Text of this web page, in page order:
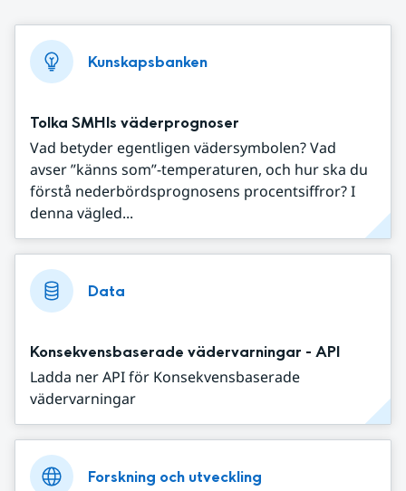
Kunskapsbanken
Tolka SMHIs väderprognoser
Vad betyder egentligen vädersymbolen? Vad
avser ”känns som”-temperaturen, och hur ska du
förstå nederbördsprognosens procentsiffror? I
denna vägled...
Data
Konsekvensbaserade vädervarningar - API
Ladda ner API för Konsekvensbaserade
vädervarningar
Forskning och utveckling